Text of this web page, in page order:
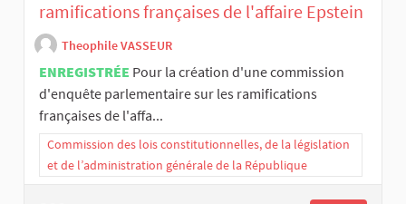
ramifications françaises de l'affaire Epstein
Theophile VASSEUR
ENREGISTRÉE Pour la création d'une commission
d'enquête parlementaire sur les ramifications
françaises de l'affa...
Commission des lois constitutionnelles, de la législation
et de l’administration générale de la République